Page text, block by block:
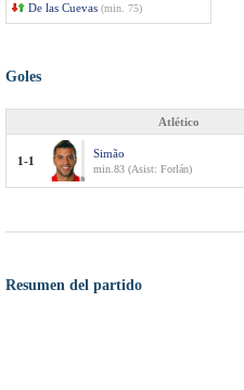
De las Cuevas (min. 75)
Goles
Atlético
1-1
Simão
min.83 (Asist: Forlán)
Resumen del partido